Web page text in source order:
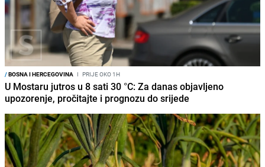
/BOSNA I HERCEGOVINA I PRIJE OKO 1H
U Mostaru jutros u 8 sati 30 °C: Za danas objavljeno
upozorenje, pročitajte i prognozu do srijede